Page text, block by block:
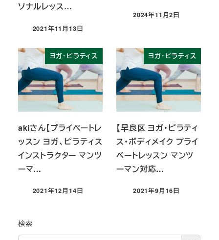
ソナルレッス…
投稿日
2021年11月13日
投稿日
2024年11月2日
ヨガ・ピラティス
akiさん【プライベートレ
ッスン ヨガ、ピラティス
インストラクター マンツ
ーマ…
投稿日
2021年12月14日
ヨガ・ピラティス
【早良区 ヨガ・ピラティ
ス・ボディメイク プライ
ベートレッスン マンツ
ーマン対応…
投稿日
2021年9月16日
検索